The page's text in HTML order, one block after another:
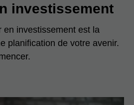
investissement
en investissement est la
planification de votre avenir.